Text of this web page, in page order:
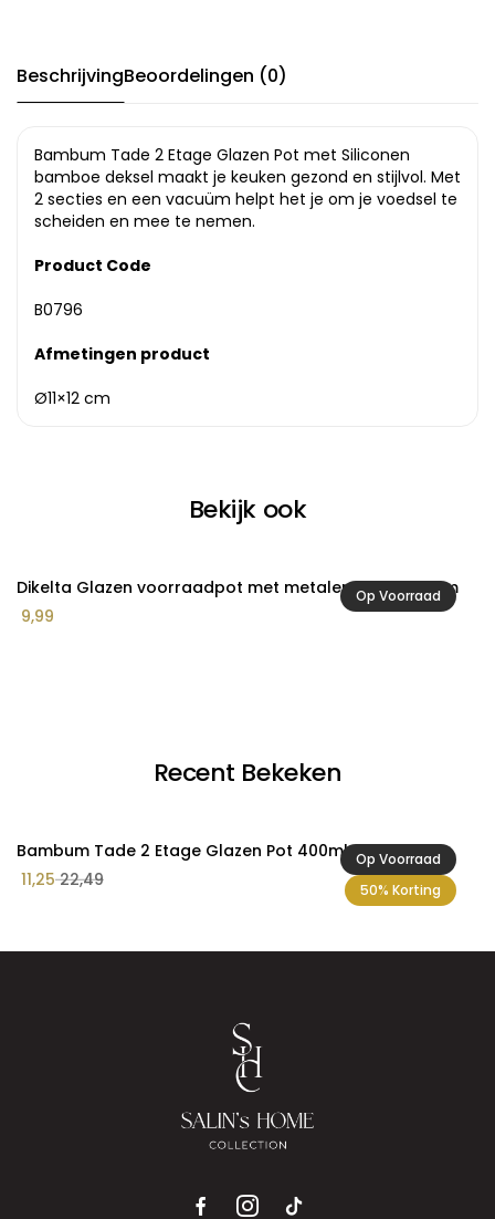
BeschrijvingBeoordelingen (0)
Bambum Tade 2 Etage Glazen Pot met Siliconen
bamboe deksel maakt je keuken gezond en stijlvol. Met
2 secties en een vacuüm helpt het je om je voedsel te
scheiden en mee te nemen.
Product Code
B0796
Afmetingen product
Ø11×12 cm
Bekijk ook
Op Voorraad
Dikelta Glazen voorraadpot met metalen deksel 10 cm
9,99
Recent Bekeken
Op Voorraad
50% Korting
Bambum Tade 2 Etage Glazen Pot 400mlx2 st.
11,2522,49